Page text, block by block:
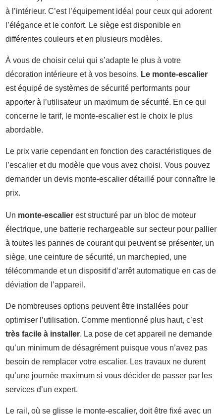
à l’intérieur. C’est l’équipement idéal pour ceux qui adorent
l’élégance et le confort. Le siège est disponible en
différentes couleurs et en plusieurs modèles.
À vous de choisir celui qui s’adapte le plus à votre
décoration intérieure et à vos besoins. Le monte-escalier
est équipé de systèmes de sécurité performants pour
apporter à l’utilisateur un maximum de sécurité. En ce qui
concerne le tarif, le monte-escalier est le choix le plus
abordable.
Le prix varie cependant en fonction des caractéristiques de
l’escalier et du modèle que vous avez choisi. Vous pouvez
demander un devis monte-escalier détaillé pour connaître le
prix.
Un monte-escalier est structuré par un bloc de moteur
électrique, une batterie rechargeable sur secteur pour pallier
à toutes les pannes de courant qui peuvent se présenter, un
siège, une ceinture de sécurité, un marchepied, une
télécommande et un dispositif d’arrêt automatique en cas de
déviation de l’appareil.
De nombreuses options peuvent être installées pour
optimiser l’utilisation. Comme mentionné plus haut, c’est
très facile à installer. La pose de cet appareil ne demande
qu’un minimum de désagrément puisque vous n’avez pas
besoin de remplacer votre escalier. Les travaux ne durent
qu’une journée maximum si vous décider de passer par les
services d’un expert.
Le rail, où se glisse le monte-escalier, doit être fixé avec un